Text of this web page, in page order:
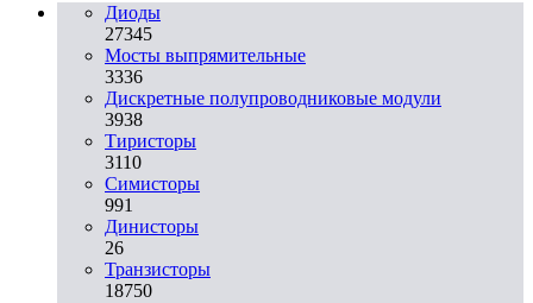
Диоды
27345
Мосты выпрямительные
3336
Дискретные полупроводниковые модули
3938
Тиристоры
3110
Симисторы
991
Динисторы
26
Транзисторы
18750